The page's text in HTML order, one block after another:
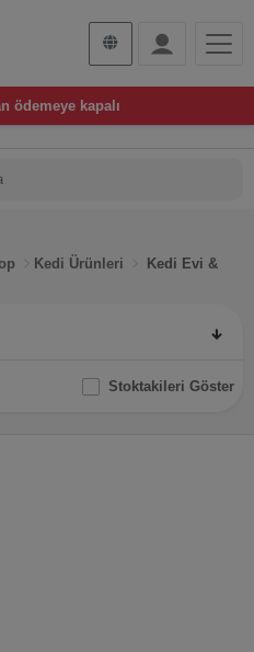
ödemeye kapalı
Kedi Ürünleri
Kedi Evi &
Stoktakileri Göster